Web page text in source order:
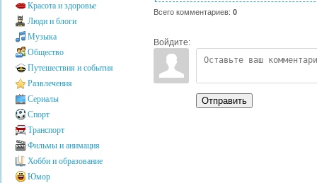
Красота и здоровье
Люди и блоги
Музыка
Общество
Путешествия и события
Развлечения
Сериалы
Спорт
Транспорт
Фильмы и анимация
Хобби и образование
Юмор
Всего комментариев: 0
Войдите:
Отправить